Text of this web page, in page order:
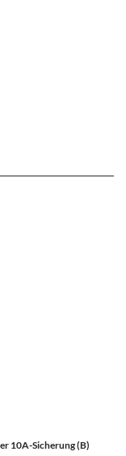
10A-Sicherung (B)